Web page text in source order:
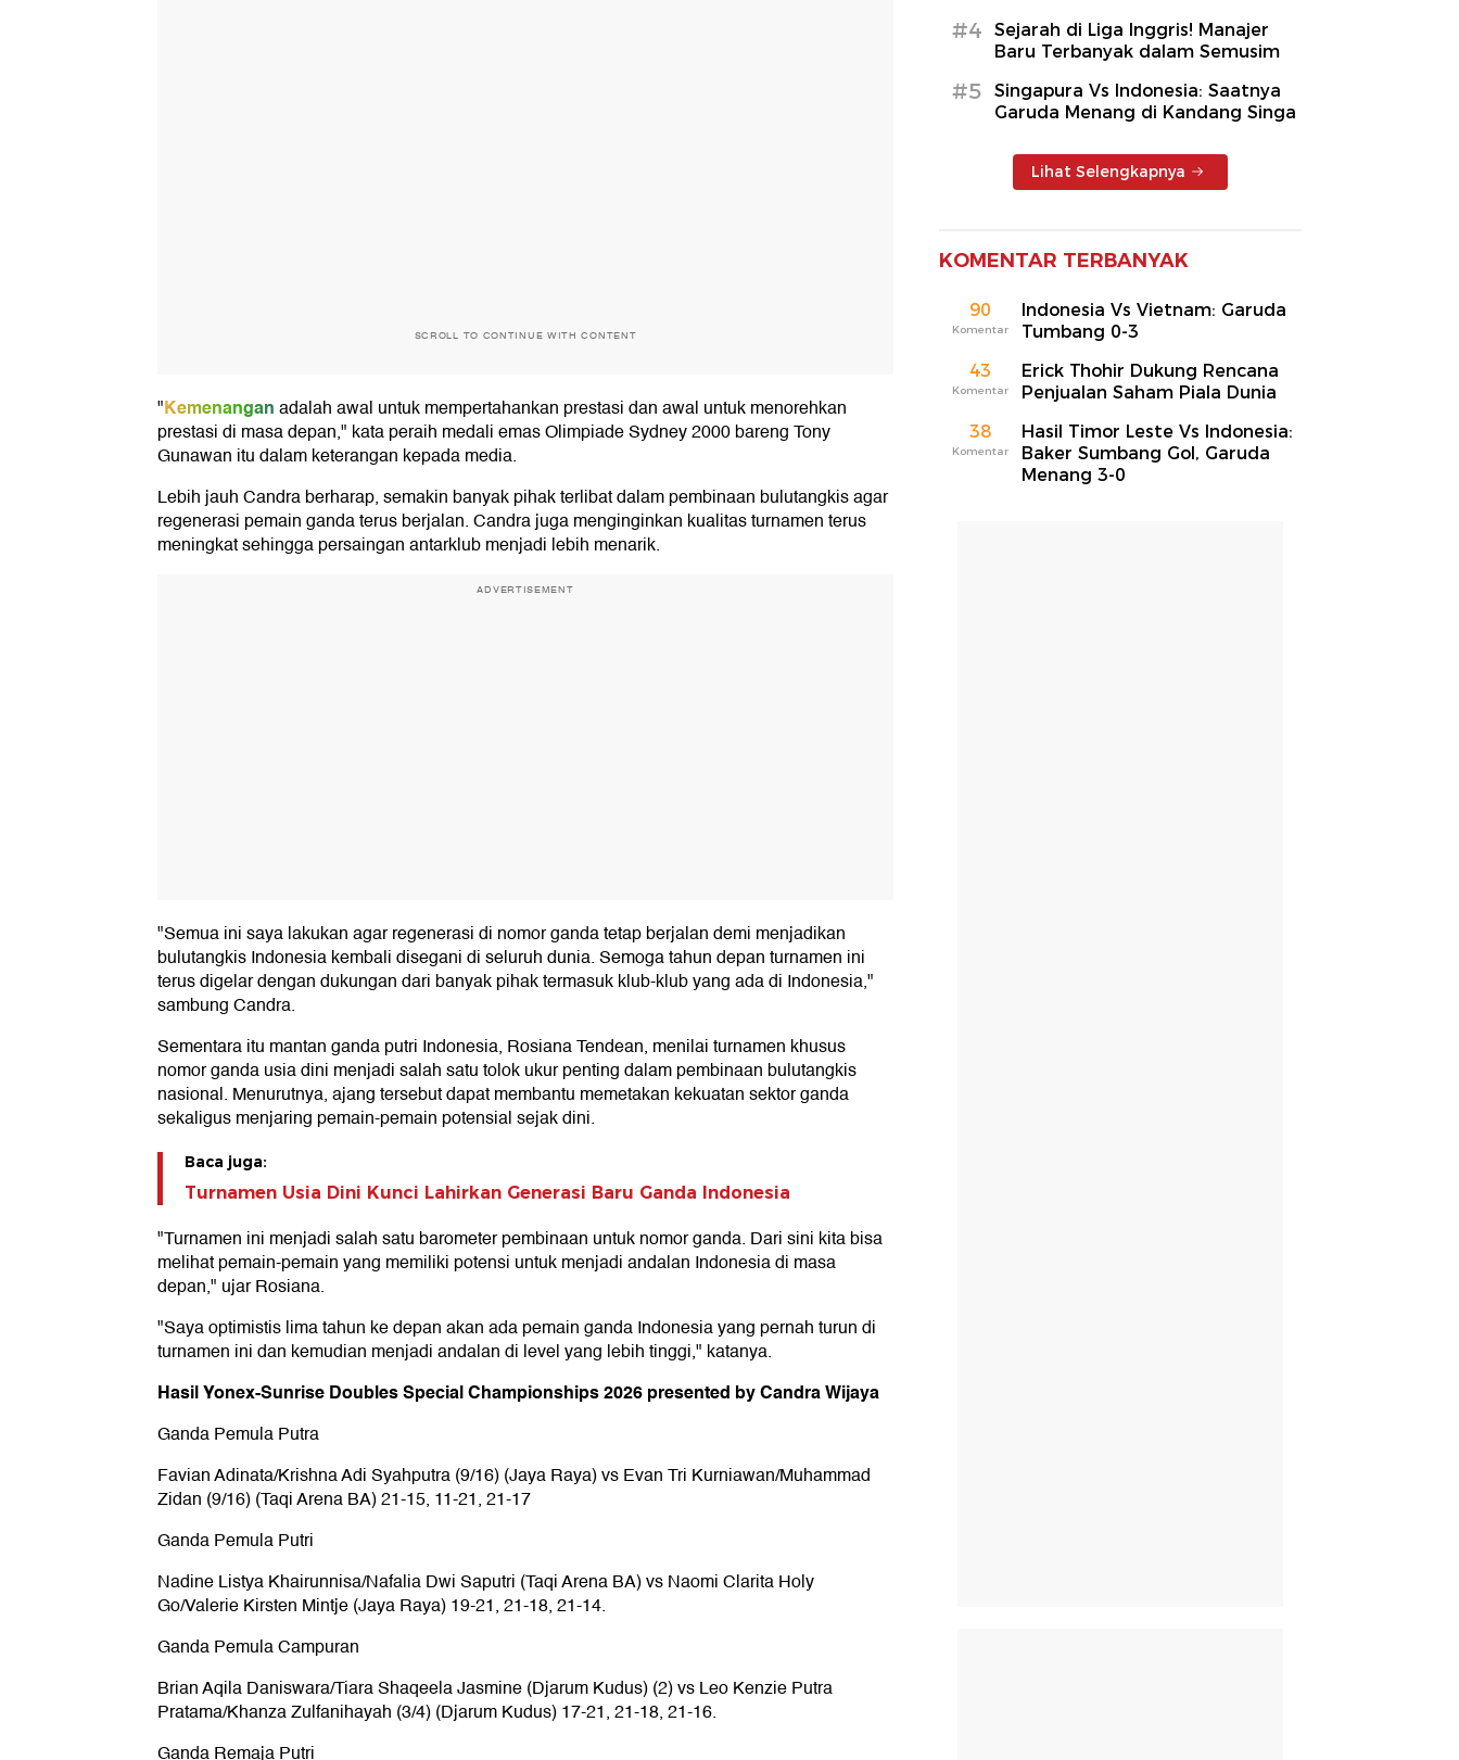
SCROLL TO CONTINUE WITH CONTENT
"Kemenanganadalah awal untuk mempertahankan prestasi dan awal untuk menorehkan
prestasi di masa depan," kata peraih medali emas Olimpiade Sydney 2000 bareng Tony
Gunawan itu dalam keterangan kepada media.
Lebih jauh Candra berharap, semakin banyak pihak terlibat dalam pembinaan bulutangkis agar
regenerasi pemain ganda terus berjalan. Candra juga menginginkan kualitas turnamen terus
meningkat sehingga persaingan antarklub menjadi lebih menarik.
ADVERTISEMENT
"Semua ini saya lakukan agar regenerasi di nomor ganda tetap berjalan demi menjadikan
bulutangkis Indonesia kembali disegani di seluruh dunia. Semoga tahun depan turnamen ini
terus digelar dengan dukungan dari banyak pihak termasuk klub-klub yang ada di Indonesia,"
sambung Candra.
Sementara itu mantan ganda putri Indonesia, Rosiana Tendean, menilai turnamen khusus
nomor ganda usia dini menjadi salah satu tolok ukur penting dalam pembinaan bulutangkis
nasional. Menurutnya, ajang tersebut dapat membantu memetakan kekuatan sektor ganda
sekaligus menjaring pemain-pemain potensial sejak dini.
Baca juga:
Turnamen Usia Dini Kunci Lahirkan Generasi Baru Ganda Indonesia
"Turnamen ini menjadi salah satu barometer pembinaan untuk nomor ganda. Dari sini kita bisa
melihat pemain-pemain yang memiliki potensi untuk menjadi andalan Indonesia di masa
depan," ujar Rosiana.
"Saya optimistis lima tahun ke depan akan ada pemain ganda Indonesia yang pernah turun di
turnamen ini dan kemudian menjadi andalan di level yang lebih tinggi," katanya.
Hasil Yonex-Sunrise Doubles Special Championships 2026 presented by Candra Wijaya
Ganda Pemula Putra
Favian Adinata/Krishna Adi Syahputra (9/16) (Jaya Raya) vs Evan Tri Kurniawan/Muhammad
Zidan (9/16) (Taqi Arena BA) 21-15, 11-21, 21-17
Ganda Pemula Putri
Nadine Listya Khairunnisa/Nafalia Dwi Saputri (Taqi Arena BA) vs Naomi Clarita Holy
Go/Valerie Kirsten Mintje (Jaya Raya) 19-21, 21-18, 21-14.
Ganda Pemula Campuran
Brian Aqila Daniswara/Tiara Shaqeela Jasmine (Djarum Kudus) (2) vs Leo Kenzie Putra
Pratama/Khanza Zulfanihayah (3/4) (Djarum Kudus) 17-21, 21-18, 21-16.
Ganda Remaja Putri
#4
Sejarah di Liga Inggris! Manajer
Baru Terbanyak dalam Semusim
#5
Singapura Vs Indonesia: Saatnya
Garuda Menang di Kandang Singa
Lihat Selengkapnya
KOMENTAR TERBANYAK
90
Komentar
Indonesia Vs Vietnam: Garuda
Tumbang 0-3
43
Komentar
Erick Thohir Dukung Rencana
Penjualan Saham Piala Dunia
38
Komentar
Hasil Timor Leste Vs Indonesia:
Baker Sumbang Gol, Garuda
Menang 3-0